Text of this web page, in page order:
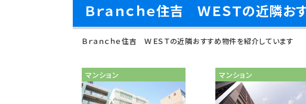
Ｂｒａｎｃｈｅ住吉 ＷＥＳＴの近隣お
Ｂｒａｎｃｈｅ住吉 ＷＥＳＴの近隣おすすめ物件を紹介しています
マンション マンション